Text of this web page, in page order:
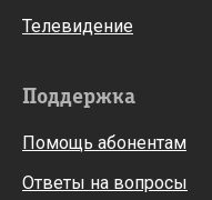
Телевидение
Поддержка
Помощь абонентам
Ответы на вопросы